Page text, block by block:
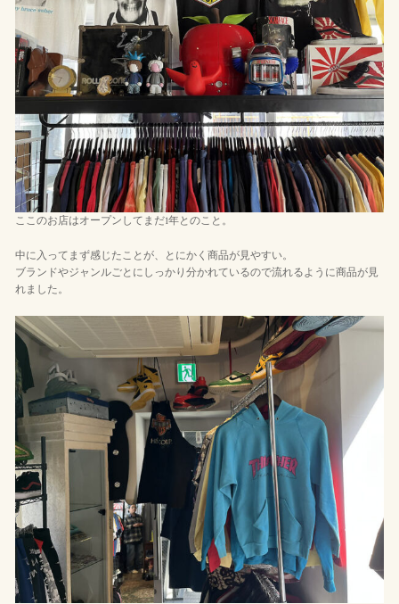
ここのお店はオープンしてまだ1年とのこと。
中に入ってまず感じたことが、とにかく商品が見やすい。
ブランドやジャンルごとにしっかり分かれているので流れるように商品が見
れました。